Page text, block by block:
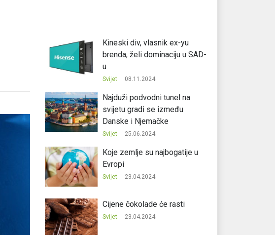
Kineski div, vlasnik ex-yu
brenda, želi dominaciju u SAD-
u
Svijet 08.11.2024.
Najduži podvodni tunel na
svijetu gradi se između
Danske i Njemačke
Svijet 25.06.2024.
Koje zemlje su najbogatije u
Evropi
Svijet 23.04.2024.
Cijene čokolade će rasti
Svijet 23.04.2024.